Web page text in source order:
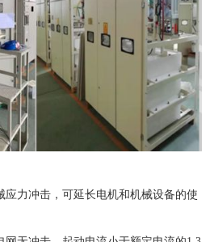
应力冲击，可延长电机和机械设备的使